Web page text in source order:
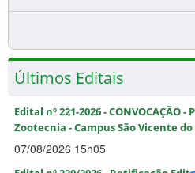
Últimos Editais
Edital nº 221-2026 - CONVOCAÇÃO
Zootecnia - Campus São Vicente do
07/08/2026 15h05